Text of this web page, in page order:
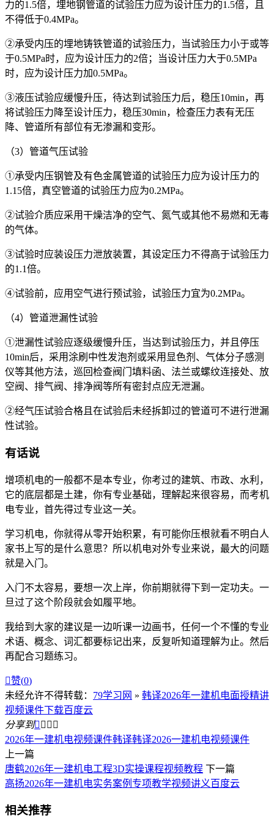
力的1.5倍，埋地钢管道的试验压力应为设计压力的1.5倍，且
不得低于0.4MPa。
②承受内压的埋地铸铁管道的试验压力，当试验压力小于或等
于0.5MPa时，应为设计压力的2倍；当设计压力大于0.5MPa
时，应为设计压力加0.5MPa。
③液压试验应缓慢升压，待达到试验压力后，稳压10min，再
将试验压力降至设计压力，稳压30min，检查压力表有无压
降、管道所有部位有无渗漏和变形。
（3）管道气压试验
①承受内压钢管及有色金属管道的试验压力应为设计压力的
1.15倍，真空管道的试验压力应为0.2MPa。
②试验介质应采用干燥洁净的空气、氮气或其他不易燃和无毒
的气体。
③试验时应装设压力泄放装置，其设定压力不得高于试验压力
的1.1倍。
④试验前，应用空气进行预试验，试验压力宜为0.2MPa。
（4）管道泄漏性试验
①泄漏性试验应逐级缓慢升压，当达到试验压力，并且停压
10min后，采用涂刷中性发泡剂或采用显色剂、气体分子感测
仪等其他方法，巡回检查阀门填料函、法兰或螺纹连接处、放
空阀、排气阀、排净阀等所有密封点应无泄漏。
②经气压试验合格且在试验后未经拆卸过的管道可不进行泄漏
性试验。
有话说
增项机电的一般都不是本专业，你考过的建筑、市政、水利，
它的底层都是土建，你有专业基础，理解起来很容易，而考机
电专业，首先得过专业这一关。
学习机电，你就得从零开始积累，有可能你压根就看不明白人
家书上写的是什么意思？所以机电对外专业来说，最大的问题
就是入门。
入门不太容易，要想一次上岸，你前期就得下到一定功夫。一
旦过了这个阶段就会如履平地。
我给到大家的建议是一边听课一边画书，任何一个不懂的专业
术语、概念、词汇都要标记出来，反复听知道理解为止。然后
再配合习题练习。
赞(0)
未经允许不得转载： 79学习网 » 韩译2026年一建机电面授精讲
视频课件下载百度云
分享到   
2026年一建机电视频课件韩译韩译2026一建机电视频课件
上一篇
唐鹤2026年一建机电工程3D实操课程视频教程 下一篇
高扬2026年一建机电实务案例专项教学视频讲义百度云
相关推荐